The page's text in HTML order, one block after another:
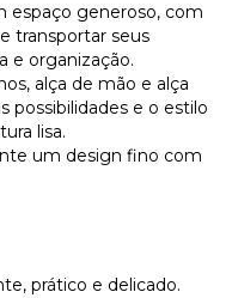
espaço generoso, com
transportar seus
e organização.
alça de mão e alça
possibilidades e o estilo
lisa.
um design fino com
prático e delicado.